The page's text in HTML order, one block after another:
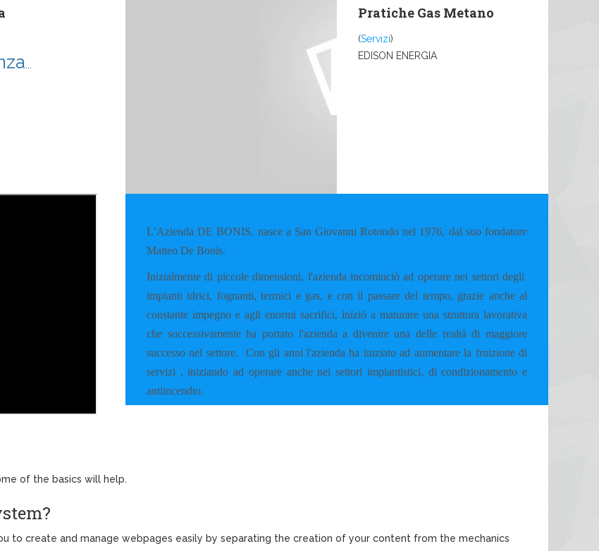
...
Pratiche Gas Metano
(Servizi)
EDISON ENERGIA
L’Azienda DE BONIS, nasce a San Giovanni Rotondo nel 1976, dal suo fondatore
Matteo De Bonis.
Inizialmente di piccole dimensioni, l'azienda incominciò ad operare nei settori degli
impianti idrici, fognanti, termici e gas, e con il passare del tempo, grazie anche al
constante impegno e agli enormi sacrifici, iniziò a maturare una struttura lavorativa
che successivamente ha portato l'azienda a divenire una delle realtà di maggiore
successo nel settore. Con gli anni l'azienda ha iniziato ad aumentare la fruizione di
servizi , iniziando ad operare anche nei settori impiantistici, di condizionamento e
antiincendio.
of the basics will help.
to create and manage webpages easily by separating the creation of your content from the mechanics